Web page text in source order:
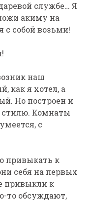
службе… Я
акиму на
собой возьми!
наш
как я хотел, а
Но построен и
стилю. Комнаты
с
привыкать к
себя на первых
привыкли к
то обсуждают,